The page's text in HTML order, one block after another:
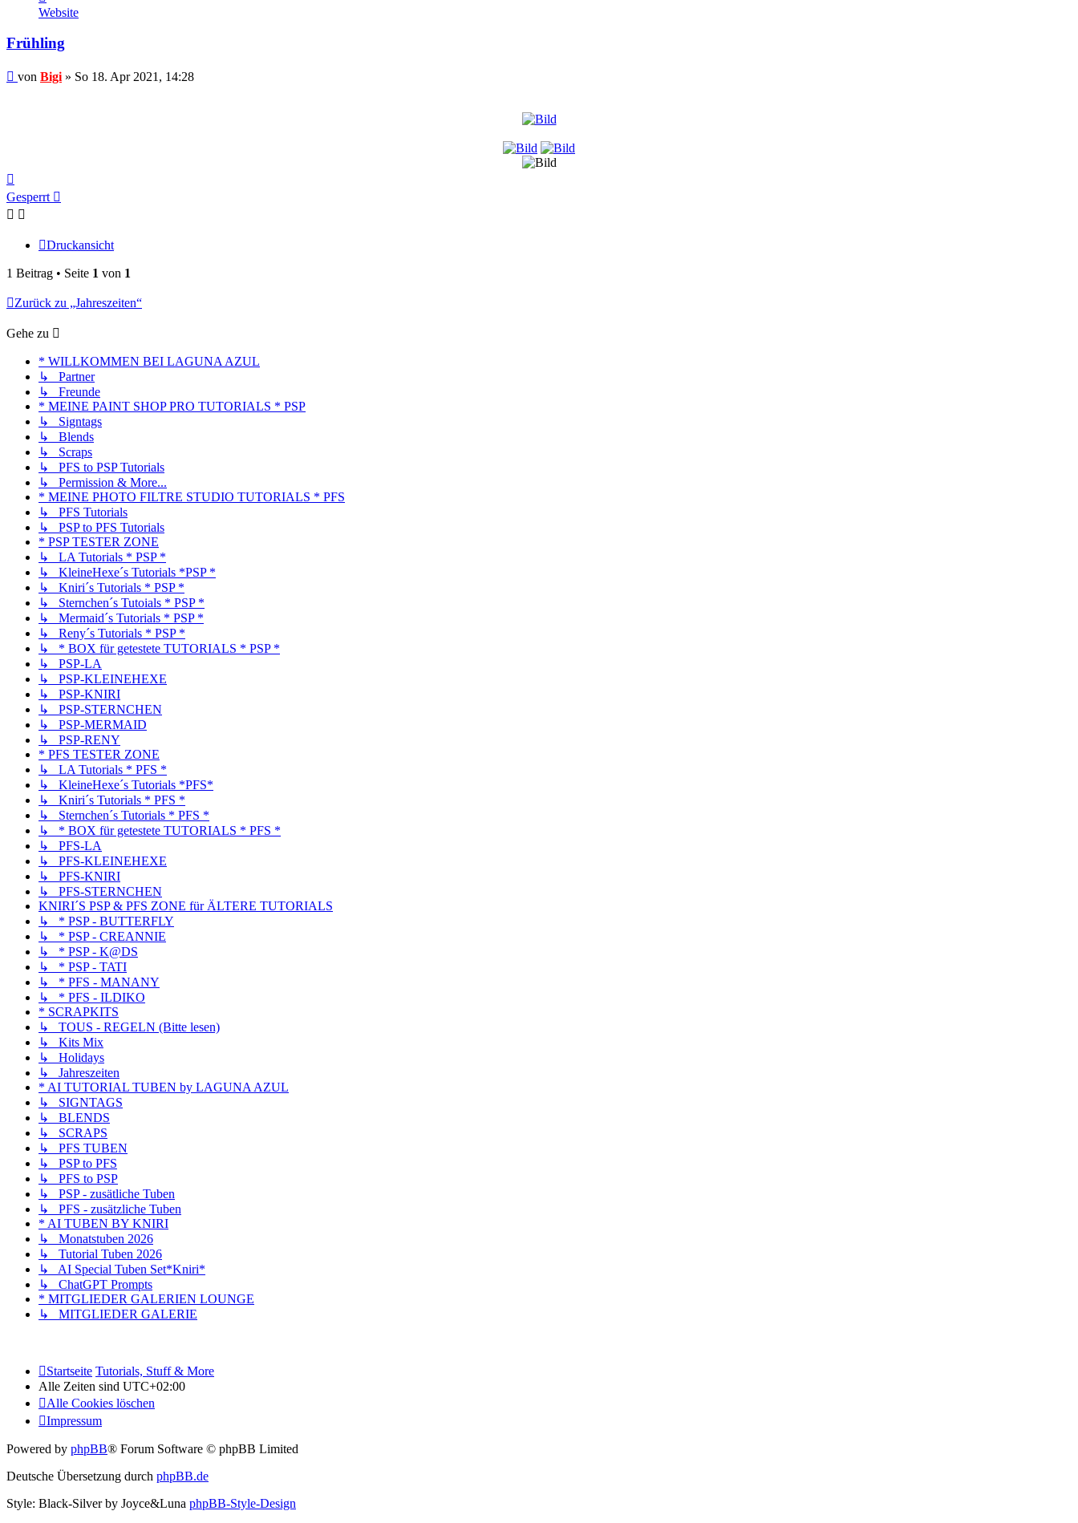
von
Bigi
Website
Frühling
Beitrag
von Bigi » So 18. Apr 2021, 14:28
oben
Gesperrt
Druckansicht
1 Beitrag • Seite 1 von 1
Zurück zu „Jahreszeiten“
Gehe zu
* WILLKOMMEN BEI LAGUNA AZUL
↳ Partner
↳ Freunde
* MEINE PAINT SHOP PRO TUTORIALS * PSP
↳ Signtags
↳ Blends
↳ Scraps
↳ PFS to PSP Tutorials
↳ Permission & More...
* MEINE PHOTO FILTRE STUDIO TUTORIALS * PFS
↳ PFS Tutorials
↳ PSP to PFS Tutorials
* PSP TESTER ZONE
↳ LA Tutorials * PSP *
↳ KleineHexe´s Tutorials *PSP *
↳ Kniri´s Tutorials * PSP *
↳ Sternchen´s Tutoials * PSP *
↳ Mermaid´s Tutorials * PSP *
↳ Reny´s Tutorials * PSP *
↳ * BOX für getestete TUTORIALS * PSP *
↳ PSP-LA
↳ PSP-KLEINEHEXE
↳ PSP-KNIRI
↳ PSP-STERNCHEN
↳ PSP-MERMAID
↳ PSP-RENY
* PFS TESTER ZONE
↳ LA Tutorials * PFS *
↳ KleineHexe´s Tutorials *PFS*
↳ Kniri´s Tutorials * PFS *
↳ Sternchen´s Tutorials * PFS *
↳ * BOX für getestete TUTORIALS * PFS *
↳ PFS-LA
↳ PFS-KLEINEHEXE
↳ PFS-KNIRI
↳ PFS-STERNCHEN
KNIRI´S PSP & PFS ZONE für ÄLTERE TUTORIALS
↳ * PSP - BUTTERFLY
↳ * PSP - CREANNIE
↳ * PSP - K@DS
↳ * PSP - TATI
↳ * PFS - MANANY
↳ * PFS - ILDIKO
* SCRAPKITS
↳ TOUS - REGELN (Bitte lesen)
↳ Kits Mix
↳ Holidays
↳ Jahreszeiten
* AI TUTORIAL TUBEN by LAGUNA AZUL
↳ SIGNTAGS
↳ BLENDS
↳ SCRAPS
↳ PFS TUBEN
↳ PSP to PFS
↳ PFS to PSP
↳ PSP - zusätliche Tuben
↳ PFS - zusätzliche Tuben
* AI TUBEN BY KNIRI
↳ Monatstuben 2026
↳ Tutorial Tuben 2026
↳ AI Special Tuben Set*Kniri*
↳ ChatGPT Prompts
* MITGLIEDER GALERIEN LOUNGE
↳ MITGLIEDER GALERIE
Startseite Tutorials, Stuff & More
Alle Zeiten sind UTC+02:00
Alle Cookies löschen
Impressum
Powered by phpBB® Forum Software © phpBB Limited
Deutsche Übersetzung durch phpBB.de
Style: Black-Silver by Joyce&Luna phpBB-Style-Design